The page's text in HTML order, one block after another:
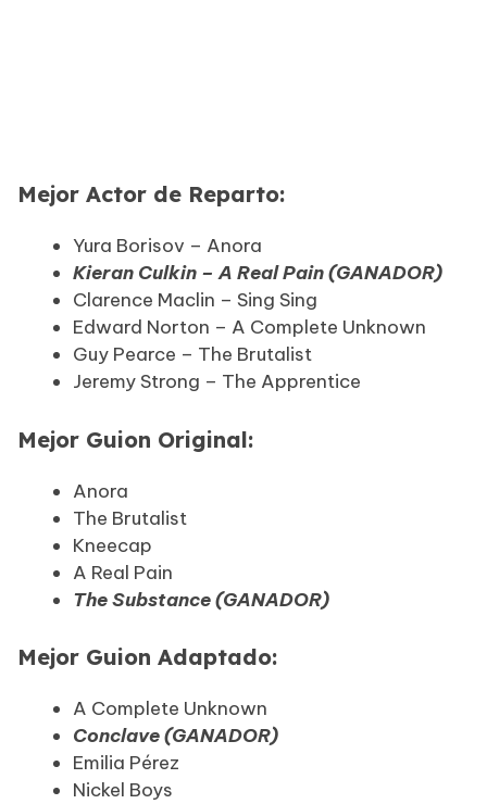
Mejor Actor de Reparto:
Yura Borisov – Anora
Kieran Culkin – A Real Pain (GANADOR)
Clarence Maclin – Sing Sing
Edward Norton – A Complete Unknown
Guy Pearce – The Brutalist
Jeremy Strong – The Apprentice
Mejor Guion Original:
Anora
The Brutalist
Kneecap
A Real Pain
The Substance (GANADOR)
Mejor Guion Adaptado:
A Complete Unknown
Conclave (GANADOR)
Emilia Pérez
Nickel Boys